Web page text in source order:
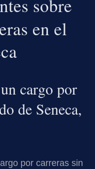
sobre
en el
cargo por
de Seneca,
por carreras sin